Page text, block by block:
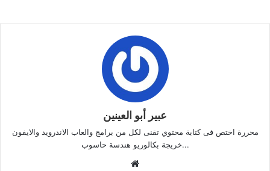
عبير أبو العينين
محررة اختص فى كتابة محتوي تقنى لكل من برامج والعاب الاندرويد والايفون
...خريجة بكالوريو هندسة حاسوب